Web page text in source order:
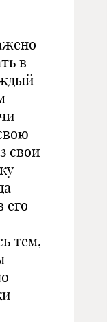
в
свои
его
тем,